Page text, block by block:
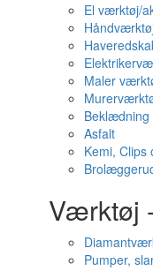
El værktøj/
Maler
Beklædning
Asfalt
Kemi,
Værktøj
Pumper,